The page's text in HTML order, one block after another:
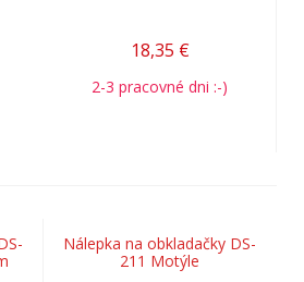
18,35 €
2-3 pracovné dni :-)
Nálepka na obkladačky DS-
211 Motýle